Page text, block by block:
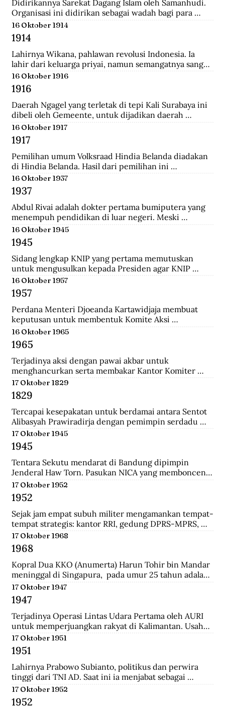
Didirikannya Sarekat Dagang Islam oleh Samanhudi.
Organisasi ini didirikan sebagai wadah bagi para
pengusaha batik di Surakarta. Organisasi ini
merupakan organisasi pertama yang lahir dari
Indonesia untuk menentang politik kekuasaan
Belanda.
16 Oktober 1914
1914
Lahirnya Wikana, pahlawan revolusi Indonesia. Ia
lahir dari keluarga priyai, namun semangatnya sangat
tinggi dalam memperjuangkan kemerdekaan dari
tangan penjajah.
16 Oktober 1916
1916
Daerah Ngagel yang terletak di tepi Kali Surabaya ini
dibeli oleh Gemeente, untuk dijadikan daerah
industri baru di Surabaya.
16 Oktober 1917
1917
Pemilihan umum Volksraad Hindia Belanda diadakan
di Hindia Belanda. Hasil dari pemilihan ini
memberikan kemenangan kepada Perkumpulan
Pembebasan Hindia Belanda yang mengalahkan Partai
Etika Kristen Protestan dan Partai Katolik Hindia.
16 Oktober 1937
1937
Abdul Rivai adalah dokter pertama bumiputera yang
menempuh pendidikan di luar negeri. Meski
menempuh pendidikan dokter, ia rajin menulis dan
mengantarkannya menjadi jurnalis. Ia pernah
mendirikan Pewarta Wolanda, sebuah surat kabar
bebahasa melayu yang ia terbitkan di Belanda.
16 Oktober 1945
1945
Sidang lengkap KNIP yang pertama memutuskan
untuk mengusulkan kepada Presiden agar KNIP
diberi hak legislatif selama MPR dan DPR belum
terbentuk.
16 Oktober 1957
1957
Perdana Menteri Djoeanda Kartawidjaja membuat
keputusan untuk membentuk Komite Aksi
Pembebasan Irian Barat di tiap penjuru Indonesia. Di
Jakarta telah berlangsung demonstrasi pemuda yang
diikuti oleh 100.000 orang untuk menuntut
pembebasan Irian Barat.
16 Oktober 1965
1965
Terjadinya aksi dengan pawai akbar untuk
menghancurkan serta membakar Kantor Komiter
Daerah Besar PKI di Jalan Pahlawan, Surabaya.
17 Oktober 1829
1829
Tercapai kesepakatan untuk berdamai antara Sentot
Alibasyah Prawiradirja dengan pemimpin serdadu
Belanda sehingga Sentot menghentikan peperangan.
Sentot Alibasyah (Pasha 'yang tinggi') menjadi
panglima di pasukan Diponegoro waktu masih
berumur 17 tahun. Ia adalah keturunan bupati
Madiun.
17 Oktober 1945
1945
Tentara Sekutu mendarat di Bandung dipimpin
Jenderal Haw Torn. Pasukan NICA yang membonceng
Sekutu berusaha mengembalikan kekuasaan Belanda
di Indonesia. Secara sepihak Sekutu meminta agar
senjata yang dilucuti pasukan TKR dari tentara
Jepang diserahkan kepada Sekutu.
17 Oktober 1952
1952
Sejak jam empat subuh militer mengamankan tempat-
tempat strategis: kantor RRI, gedung DPRS-MPRS,
dan stasiun-stasiun keretapi. Pukul delapan pagi,
kerumuman massa menjalar; mereka diangkut dari
pabrik-pabrik di luar kota, sisanya dari Jakarta
dikelola jagoan-jagoan Betawi. Tentara mengorganisir
demonstrasi itu, dengan dukungan tank dan artileri,
bergerak ke istana presiden, menuntut pembubaran
parlemen.
17 Oktober 1968
1968
Kopral Dua KKO (Anumerta) Harun Tohir bin Mandar
meninggal di Singapura,  pada umur 25 tahun adalah
salah satu dari dua anggota KKO Korps Komando; kini
disebut Korps Marinir Indonesia yang ditangkap di
Singapura pada saat terjadinya Konfrontasi dengan
Malaysia. Bersama dengan seorang anggota KKO
lainnya bernama Usman, ia dihukum gantung oleh
pemerintah Singapura pada Oktober 1968 dengan
tuduhan meletakkan bom di wilayah pusat kota
Singapura yang padat pada 10 Maret 1965.
17 Oktober 1947
1947
Terjadinya Operasi Lintas Udara Pertama oleh AURI
untuk memperjuangkan rakyat di Kalimantan. Usaha
ini berhasil menerobos blokade udara Belanda dan
berhasil menerjunkan pasukan didaratan Kalimantan
dan membantu pasukan gerilaya dalam melawan
NICA.
17 Oktober 1951
1951
Lahirnya Prabowo Subianto, politikus dan perwira
tinggi dari TNI AD. Saat ini ia menjabat sebagai
Menteri Pertahanan.
17 Oktober 1952
1952